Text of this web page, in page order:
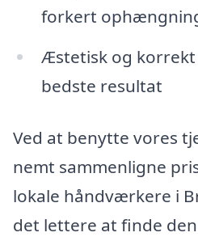
forkert
Æstetisk og
bedste resultat
Ved at benytte vores
nemt sammenligne
lokale håndværkere i
det lettere at finde